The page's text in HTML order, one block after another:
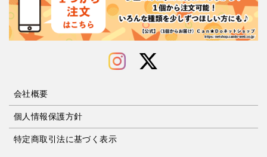
会社概要
個人情報保護方針
特定商取引法に基づく表示